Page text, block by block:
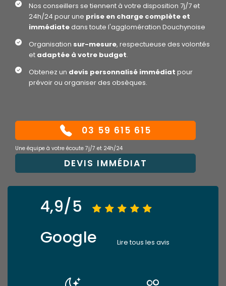
Nos conseillers se tiennent à votre disposition 7j/7 et
24h/24 pour une prise en charge complète et
immédiatedans toute l'agglomération Douchynoise
Organisation sur-mesure, respectueuse des volontés
et adaptée à votre budget.
Obtenez un devis personnalisé immédiat pour
prévoir ou organiser des obsèques.
03 59 615 615
Une équipe à votre écoute 7j/7 et 24h/24
DEVIS IMMÉDIAT
4,9/5
Google
Lire tous les avis